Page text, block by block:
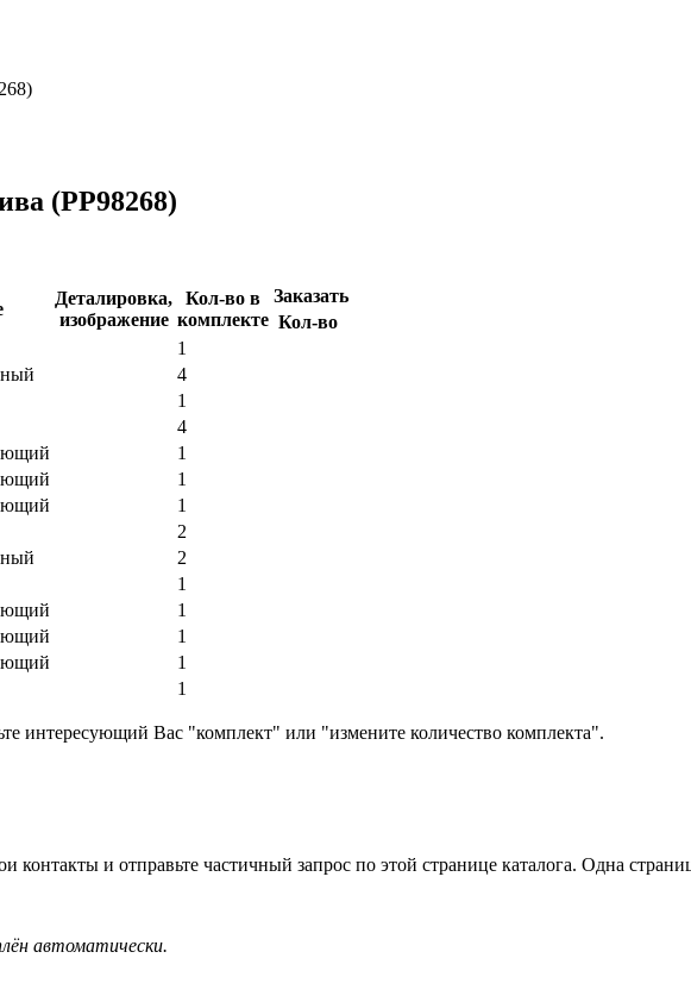
(PP98268)
Деталировка,
изображение
Кол-во в
комплекте
Заказать
Кол-во
1
4
1
4
1
1
1
2
2
1
1
1
1
1
интересующий Вас "комплект" или "измените количество комплекта".
контакты и отправьте частичный запрос по этой странице каталога. Одна
автоматически.